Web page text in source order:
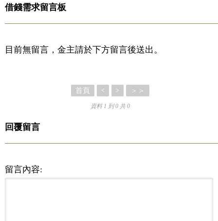
借錢需求留言板
目前無留言，金主請於下方留言後送出。
首頁 < > ＞＞
資料 1 到 0 共 0
回覆留言
留言內容: